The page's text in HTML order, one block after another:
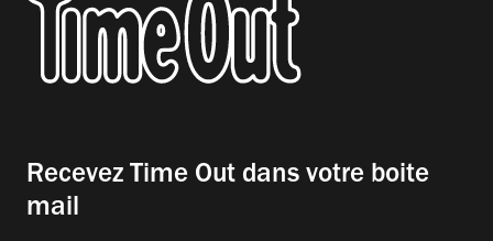
Recevez Time Out dans votre boite
mail